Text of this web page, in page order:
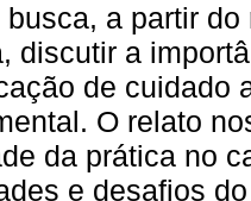
a partir do
discutir a
de cuidado
O relato
da prática no
e desafios